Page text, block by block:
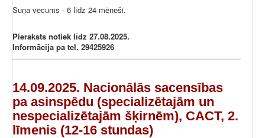
Suņa vecums - 6 līdz 24 mēneši.
Pieraksts notiek līdz 27.08.2025.
Informācija pa tel. 29425926
14.09.2025. Nacionālās sacensības
pa asinspēdu (specializētajām un
nespecializētajām šķirnēm), CACT, 2.
līmenis (12-16 stundas)